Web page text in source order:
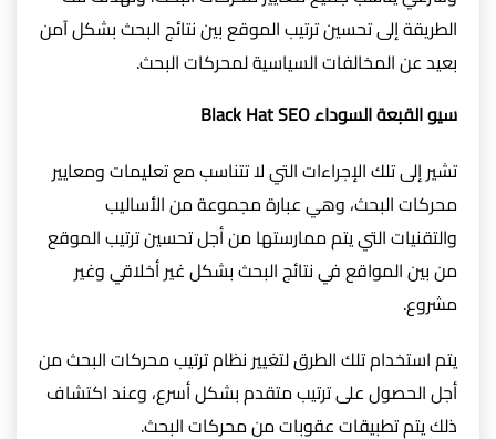
الطريقة إلى تحسين ترتيب الموقع بين نتائج البحث بشكل آمن
بعيد عن المخالفات السياسية لمحركات البحث.
سيو القبعة السوداء Black Hat SEO
تشير إلى تلك الإجراءات التي لا تتناسب مع تعليمات ومعايير
محركات البحث، وهي عبارة مجموعة من الأساليب
والتقنيات التي يتم ممارستها من أجل تحسين ترتيب الموقع
من بين المواقع في نتائج البحث بشكل غير أخلاقي وغير
مشروع.
يتم استخدام تلك الطرق لتغيير نظام ترتيب محركات البحث من
أجل الحصول على ترتيب متقدم بشكل أسرع، وعند اكتشاف
ذلك يتم تطبيقات عقوبات من محركات البحث.